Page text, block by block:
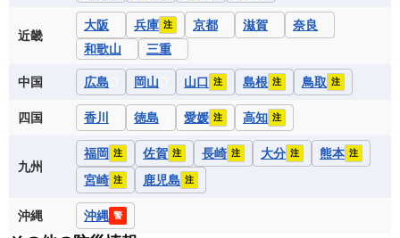
近畿
大阪 兵庫 注 京都 滋賀
奈良
和歌山
三重
中国 広島 岡山 山口 注 島根 注 鳥取 注
四国 香川 徳島 愛媛 注 高知 注
九州
福岡 注 佐賀 注 長崎 注 大分 注 熊本 注
宮崎 注 鹿児島 注
沖縄 沖縄 警